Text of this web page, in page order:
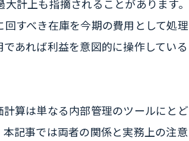
計上も指摘されることがあります。
すべき在庫を今期の費用として処理
あれば利益を意図的に操作している
算は単なる内部管理のツールにとど
記事では両者の関係と実務上の注意